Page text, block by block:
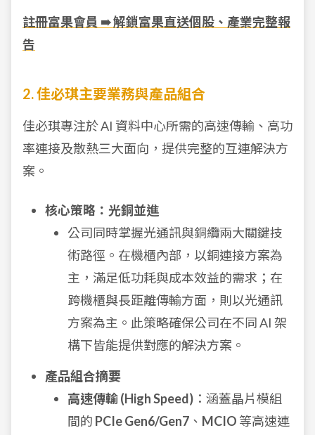
註冊富果會員 ➠ 解鎖富果直送個股、產業完整報
告
2. 佳必琪主要業務與產品組合
佳必琪專注於 AI 資料中心所需的高速傳輸、高功
率連接及散熱三大面向，提供完整的互連解決方
案。
核心策略：光銅並進
公司同時掌握光通訊與銅纜兩大關鍵技
術路徑。在機櫃內部，以銅連接方案為
主，滿足低功耗與成本效益的需求；在
跨機櫃與長距離傳輸方面，則以光通訊
方案為主。此策略確保公司在不同 AI 架
構下皆能提供對應的解決方案。
產品組合摘要
高速傳輸 (High Speed) ：涵蓋晶片模組
間的 PCIe Gen6/Gen7 、 MCIO 等高速連